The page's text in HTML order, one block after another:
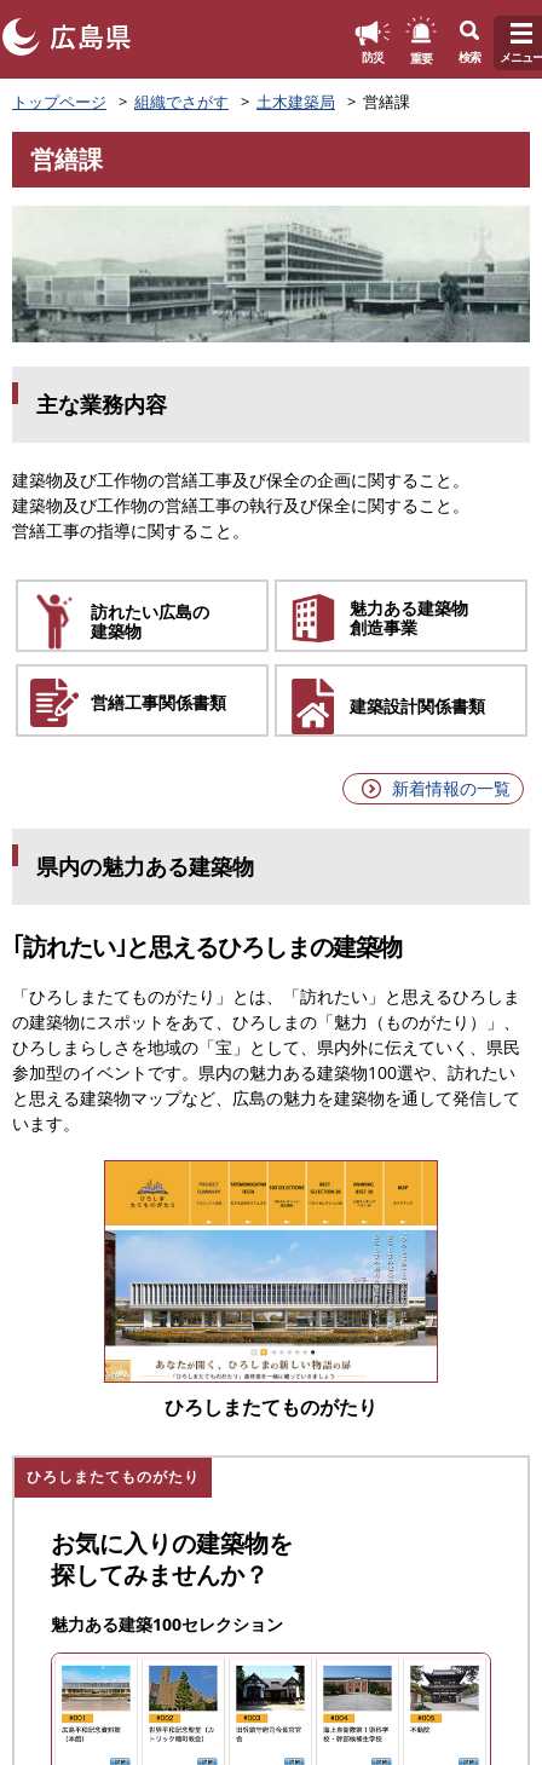
ペ
ー
ジ
先
頭
す
。
防災 重要 検索 メニュー
トップページ 組織でさがす 土木建築局 営繕課
文
営繕課
主な業務内容
建築物及び工作物の営繕工事及び保全の企画に関すること。
建築物及び工作物の営繕工事の執行及び保全に関すること。
営繕工事の指導に関すること。
訪れたい広島の
建築物
魅力ある建築物
創造事業
営繕工事関係書類 建築設計関係書類
新着情報の一覧
県内の魅力ある建築物
｢訪れたい｣と思えるひろしまの建築物
「ひろしまたてものがたり」とは、「訪れたい」と思えるひろしま
の建築物にスポットをあて、ひろしまの「魅力（ものがたり）」、
ひろしまらしさを地域の「宝」として、県内外に伝えていく、県民
参加型のイベントです。 県内の魅力ある建築物100選や、訪れたい
と思える建築物マップなど、広島の魅力を建築物を通して発信して
います。
ひろしまたてものがたり
ひろしまたてものがたり
お気に入りの建築物を
探してみませんか？
魅力ある建築100セレクション